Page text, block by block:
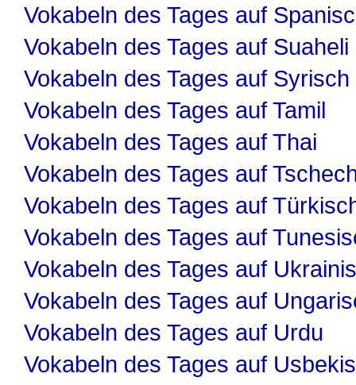
Vokabeln des Tages auf
Vokabeln des Tages auf Suaheli
Vokabeln des Tages auf Syrisch
Vokabeln des Tages auf Tamil
Vokabeln des Tages auf Thai
Vokabeln des Tages auf
Vokabeln des Tages auf
Vokabeln des Tages auf
Vokabeln des Tages auf
Vokabeln des Tages auf
Vokabeln des Tages auf Urdu
Vokabeln des Tages auf